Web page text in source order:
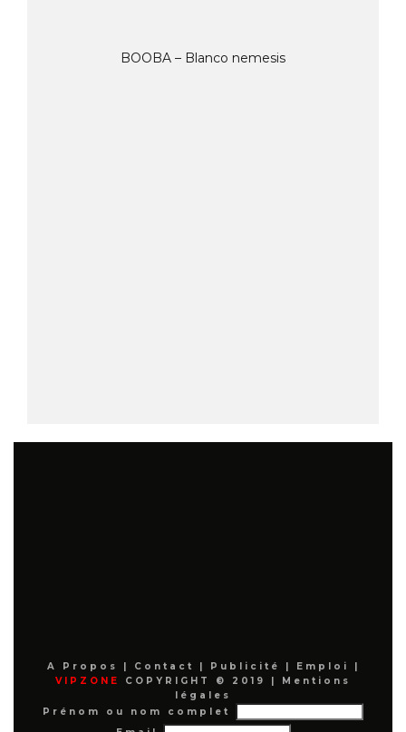
BOOBA – Blanco nemesis
A Propos | Contact | Publicité | Emploi
|
VIPZONE
COPYRIGHT © 2019 |
Mentions
légales
Prénom ou nom complet